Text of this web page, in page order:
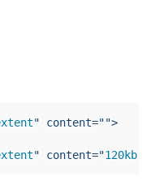
" content="">
" content="120kb